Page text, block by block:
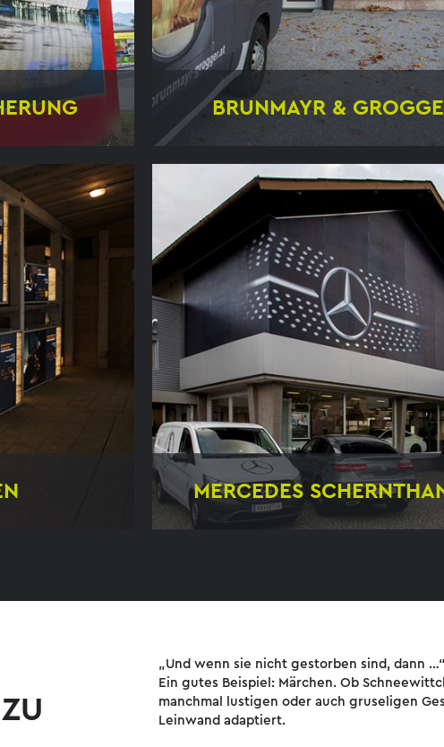
BRUNMAYR &
MERCEDES
Verwinkelte Angelegenheit
„Und wenn sie nicht gestorben sind, dann
Ein gutes Beispiel: Märchen. Ob
manchmal lustigen oder auch gruseligen
Leinwand adaptiert.